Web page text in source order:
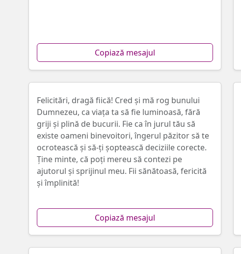
Copiază mesajul
Felicitări, dragă fiică! Cred și mă rog bunului
Dumnezeu, ca viața ta să fie luminoasă, fără
griji și plină de bucurii. Fie ca în jurul tău să
existe oameni binevoitori, îngerul păzitor să te
ocrotească și să-ți șoptească deciziile corecte.
Ține minte, că poți mereu să contezi pe
ajutorul și sprijinul meu. Fii sănătoasă, fericită
și împlinită!
Copiază mesajul